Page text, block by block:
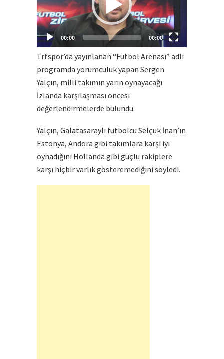
00:00 00:00
Trtspor’da yayınlanan “Futbol Arenası” adlı
programda yorumculuk yapan Sergen
Yalçın, milli takımın yarın oynayacağı
İzlanda karşılaşması öncesi
değerlendirmelerde bulundu.
Yalçın, Galatasaraylı futbolcu Selçuk İnan’ın
Estonya, Andora gibi takımlara karşı iyi
oynadığını Hollanda gibi güçlü rakiplere
karşı hiçbir varlık gösteremediğini söyledi.